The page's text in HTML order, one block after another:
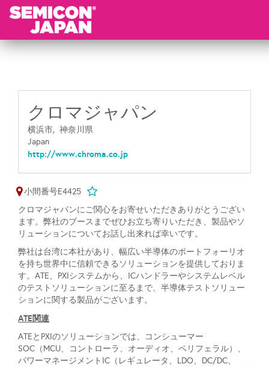
クロマジャパン
横浜市, 神奈川県
Japan
http://www.chroma.co.jp
小間番号E4425
クロマジャパンにご関心をお寄せいただきありがとうござい
ます。弊社のブースまでぜひお立ち寄りいただき、製品やソ
リューションについてお話し出来れば幸いです。
弊社は台湾に本社があり、幅広い半導体のポートフォーリオ
を持ち世界中に信頼できるソリューションを提供しておりま
す。ATE、PXIシステムから、ICハンドラーやシステムレベル
のテストソリューションに至るまで、半導体テストソリュー
ションに関する製品がございます。
ATE関連
ATEとPXIのソリューションでは、コンシューマー
SOC（MCU、コントローラ、オーディオ、ペリフェラル）、
パワーマネージメントIC（レギュレータ、LDO、DC/DC、